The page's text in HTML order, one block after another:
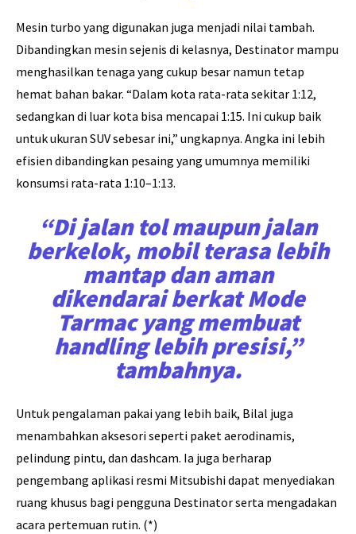
Mesin turbo yang digunakan juga menjadi nilai tambah.
Dibandingkan mesin sejenis di kelasnya, Destinator mampu
menghasilkan tenaga yang cukup besar namun tetap
hemat bahan bakar. “Dalam kota rata-rata sekitar 1:12,
sedangkan di luar kota bisa mencapai 1:15. Ini cukup baik
untuk ukuran SUV sebesar ini,” ungkapnya. Angka ini lebih
efisien dibandingkan pesaing yang umumnya memiliki
konsumsi rata-rata 1:10–1:13.
“Di jalan tol maupun jalan
berkelok, mobil terasa lebih
mantap dan aman
dikendarai berkat Mode
Tarmac yang membuat
handling lebih presisi,”
tambahnya.
Untuk pengalaman pakai yang lebih baik, Bilal juga
menambahkan aksesori seperti paket aerodinamis,
pelindung pintu, dan dashcam. Ia juga berharap
pengembang aplikasi resmi Mitsubishi dapat menyediakan
ruang khusus bagi pengguna Destinator serta mengadakan
acara pertemuan rutin. (*)